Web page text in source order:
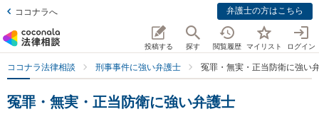
ココナラへ 弁護士の方はこちら
投稿する 探す 閲覧履歴 マイリスト ログイン
ココナラ法律相談 刑事事件に強い弁護士 冤罪・無実・正当防衛に強い
冤罪・無実・正当防衛に強い弁護士